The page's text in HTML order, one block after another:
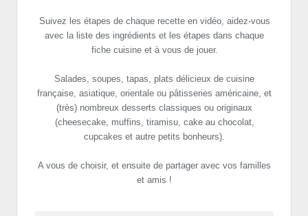
Suivez les étapes de chaque recette en vidéo, aidez-vous
avec la liste des ingrédients et les étapes dans chaque
fiche cuisine et à vous de jouer.
Salades, soupes, tapas, plats délicieux de cuisine
française, asiatique, orientale ou pâtisseries américaine, et
(très) nombreux desserts classiques ou originaux
(cheesecake, muffins, tiramisu, cake au chocolat,
cupcakes et autre petits bonheurs).
A vous de choisir, et ensuite de partager avec vos familles
et amis !